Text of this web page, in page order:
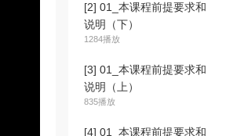
[2] 01_本课程前提要求和
说明（下）
1284播放
[3] 01_本课程前提要求和
说明（上）
835播放
[4] 01_本课程前提要求和